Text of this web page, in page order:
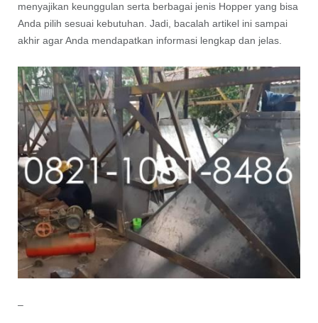
menyajikan keunggulan serta berbagai jenis Hopper yang bisa
Anda pilih sesuai kebutuhan. Jadi, bacalah artikel ini sampai
akhir agar Anda mendapatkan informasi lengkap dan jelas.
–